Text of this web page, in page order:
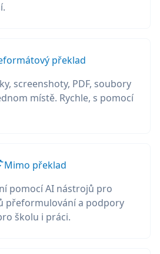
překlad
screenshoty, PDF, soubory
místě. Rychle, s pomocí
Mimo překlad
pomocí AI nástrojů pro
přeformulování a podpory
školu i práci.